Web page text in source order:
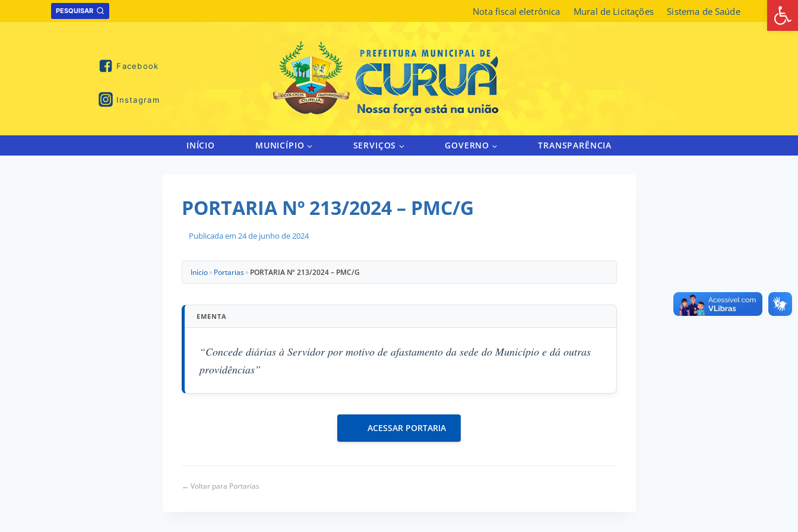
to
PESQUISAR Nota fiscal eletrônica Mural de Licitações Sistema de Saúde
Facebook
Instagram
INÍCIO MUNICÍPIO SERVIÇOS GOVERNO TRANSPARÊNCIA
PORTARIA Nº 213/2024 – PMC/G
Publicada em 24 de junho de 2024
Início » Portarias » PORTARIA Nº 213/2024 – PMC/G
EMENTA
“Concede diárias à Servidor por motivo de afastamento da sede do Município e dá outras
providências”
ACESSAR PORTARIA
← Voltar para Portarias